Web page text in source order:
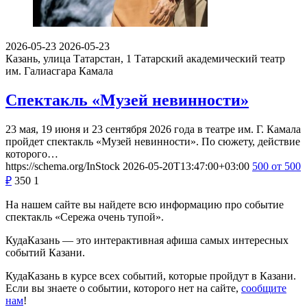
2026-05-23 2026-05-23
Казань, улица Татарстан, 1 Татарский академический театр
им. Галиасгара Камала
Спектакль «Музей невинности»
23 мая, 19 июня и 23 сентября 2026 года в театре им. Г. Камала
пройдет спектакль «Музей невинности». По сюжету, действие
которого…
https://schema.org/InStock 2026-05-20T13:47:00+03:00 500 от 500
₽ 350 1
На нашем сайте вы найдете всю информацию про событие
спектакль «Сережа очень тупой».
КудаКазань — это интерактивная афиша самых интересных
событий Казани.
КудаКазань в курсе всех событий, которые пройдут в Казани.
Если вы знаете о событии, которого нет на сайте, сообщите
нам!